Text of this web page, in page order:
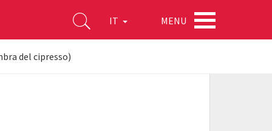
IT MENU
del cipresso)